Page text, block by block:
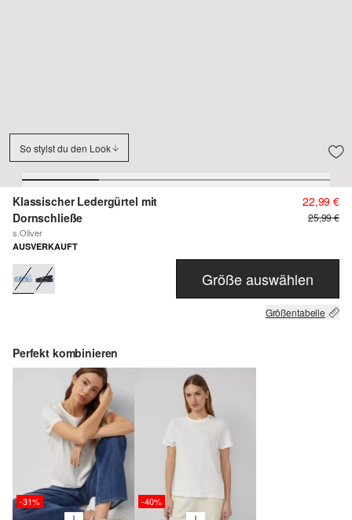
So stylst du den Look
Klassischer Ledergürtel mit
Dornschließe
s.Oliver
22,99 €
25,99 €
AUSVERKAUFT
Größe auswählen
Größentabelle
Perfekt kombinieren
-31% -40%